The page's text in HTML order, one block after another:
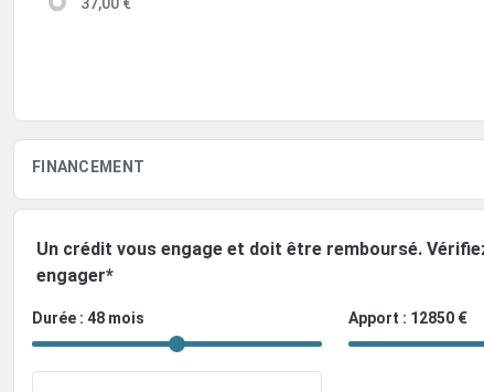
FINANCEMENT
Un crédit vous engage et doit être remboursé.
engager*
Durée : 48 mois Apport : 12850 €